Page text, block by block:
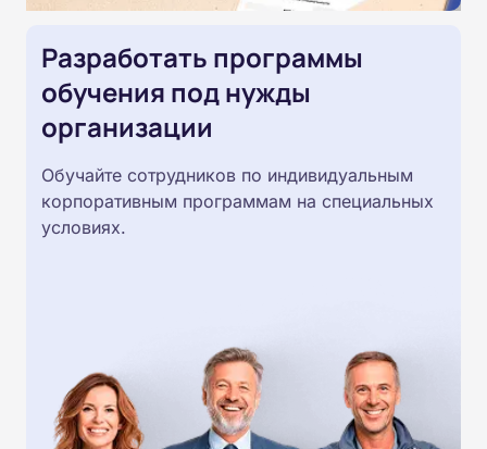
Разработать программы
обучения под нужды
организации
Обучайте сотрудников по индивидуальным
корпоративным программам на специальных
условиях.